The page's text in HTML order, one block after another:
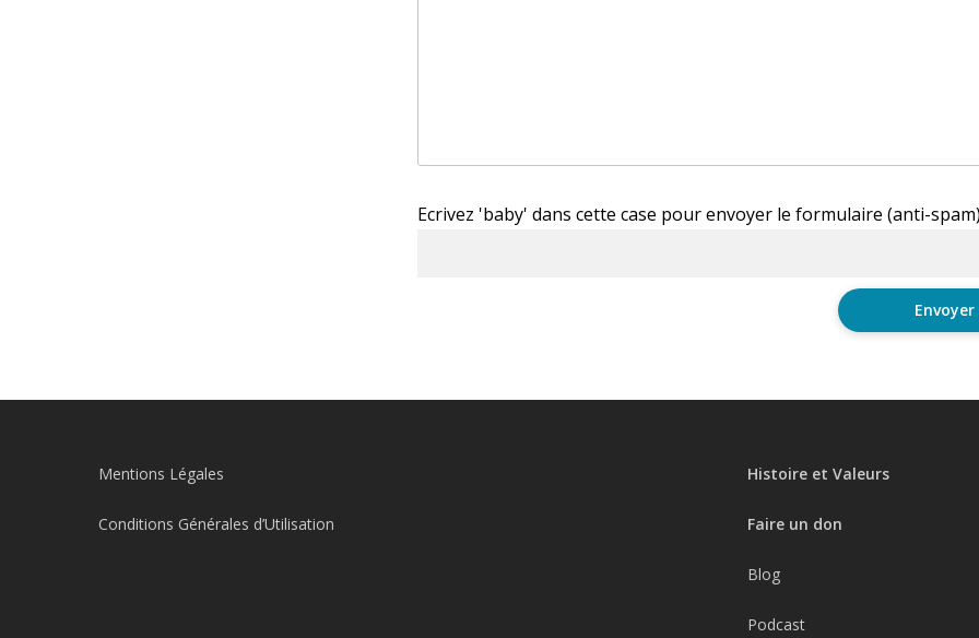
Ecrivez 'baby' dans cette case pour envoyer le formulaire (anti-
Mentions Légales
Conditions Générales d’Utilisation
Histoire et Valeurs
Faire un don
Blog
Podcast